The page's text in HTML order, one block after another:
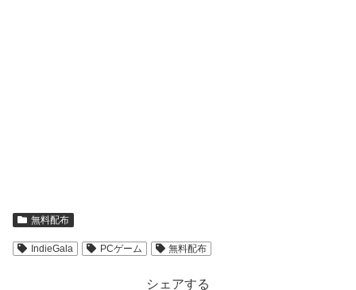
無料配布
IndieGala PCゲーム 無料配布
シェアする